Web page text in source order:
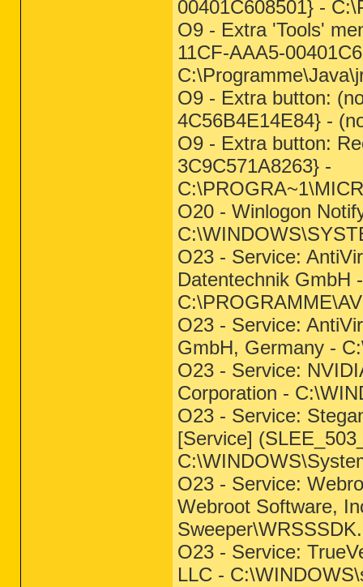
00401C608501} -
O9 - Extra 'Tools'
11CF-AAA5-
O9 - Extra button:
4C56B4E14E84} -
O9 - Extra button:
3C9C571A8263} -
O20 - Winlogon
O23 - Service:
Datentechnik GmbH -
O23 - Service:
GmbH, Germany -
O23 - Service:
Corporation -
O23 - Service:
[Service]
O23 - Service:
Webroot Software,
O23 - Service:
LLC -